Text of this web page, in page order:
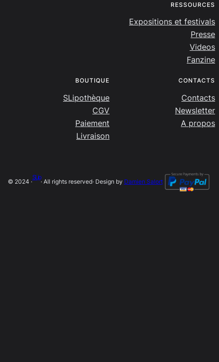
RESSOURCES
Expositions et festivals
Presse
Videos
Fanzine
BOUTIQUE
SLipothèque
CGV
Paiement
Livraison
CONTACTS
Contacts
Newsletter
A propos
© 2024 ·
SLip
· All rights reserved· Design by Damien Salort